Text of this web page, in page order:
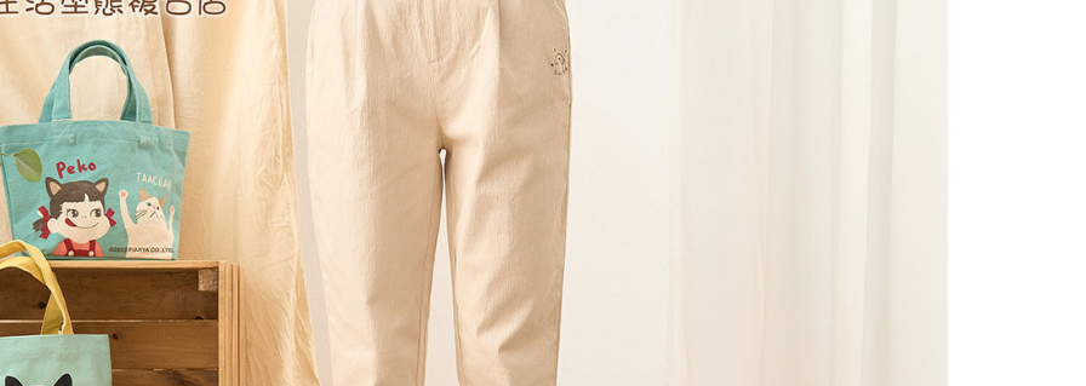
是否繳費成功／繳費後需取消欲退款等相關疑問，請聯繫「AFTEE先享後
付客戶支援中心」
【注意事項】
１．透過由恩沛科技股份有限公司提供之「AFTEE先享後付」服務完成之
交易，需依本服務之必要範圍內提供個人資料，並將交易相關給付款項請
求債權轉讓予恩沛科技股份有限公司。
２．關於個人資料處理事宜，請瀏覽以下網址：
https://aftee.tw/terms/#terms3
３．未成年的使用者請事先徵得法定代理人或監護人之同意方可使用
「AFTEE先享後付」，若未經同意申辦者引起之損失，本公司不負相關責
４．使用「AFTEE先享後付」時，將依據個別帳號之用戶狀況，依本公司
即時審查核予不同之上限額度；若仍有額度不足之情形，本公司將視審查
結果請求用戶進行身份認證。
５．嚴禁一人註冊多個帳號或使用他人資訊註冊。若發現惡意使用之情
形，恩沛科技股份有限公司將有權停止該用戶之使用額度並採取法律行
付款後7-11取貨
每筆NT$60，滿NT$2,000(含以上)免運費
黑貓宅急便(包裹尺寸60cm以下)
每筆NT$100，滿NT$2,000(含以上)免運費
黑貓宅急便(包裹尺寸90cm以下)
每筆NT$140，滿NT$2,000(含以上)免運費